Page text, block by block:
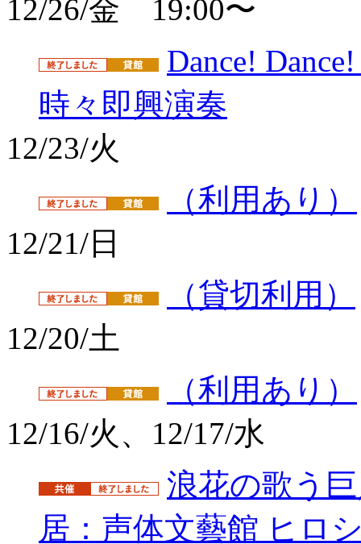
12/26/金 19:00〜
Dance!
時々即興演奏
12/23/火
（利用あり）
12/21/日
（貸切利用）
12/20/土
（利用あり）
12/16/火、12/17/水
浪花の歌う
居：声体文藝館 ヒロ